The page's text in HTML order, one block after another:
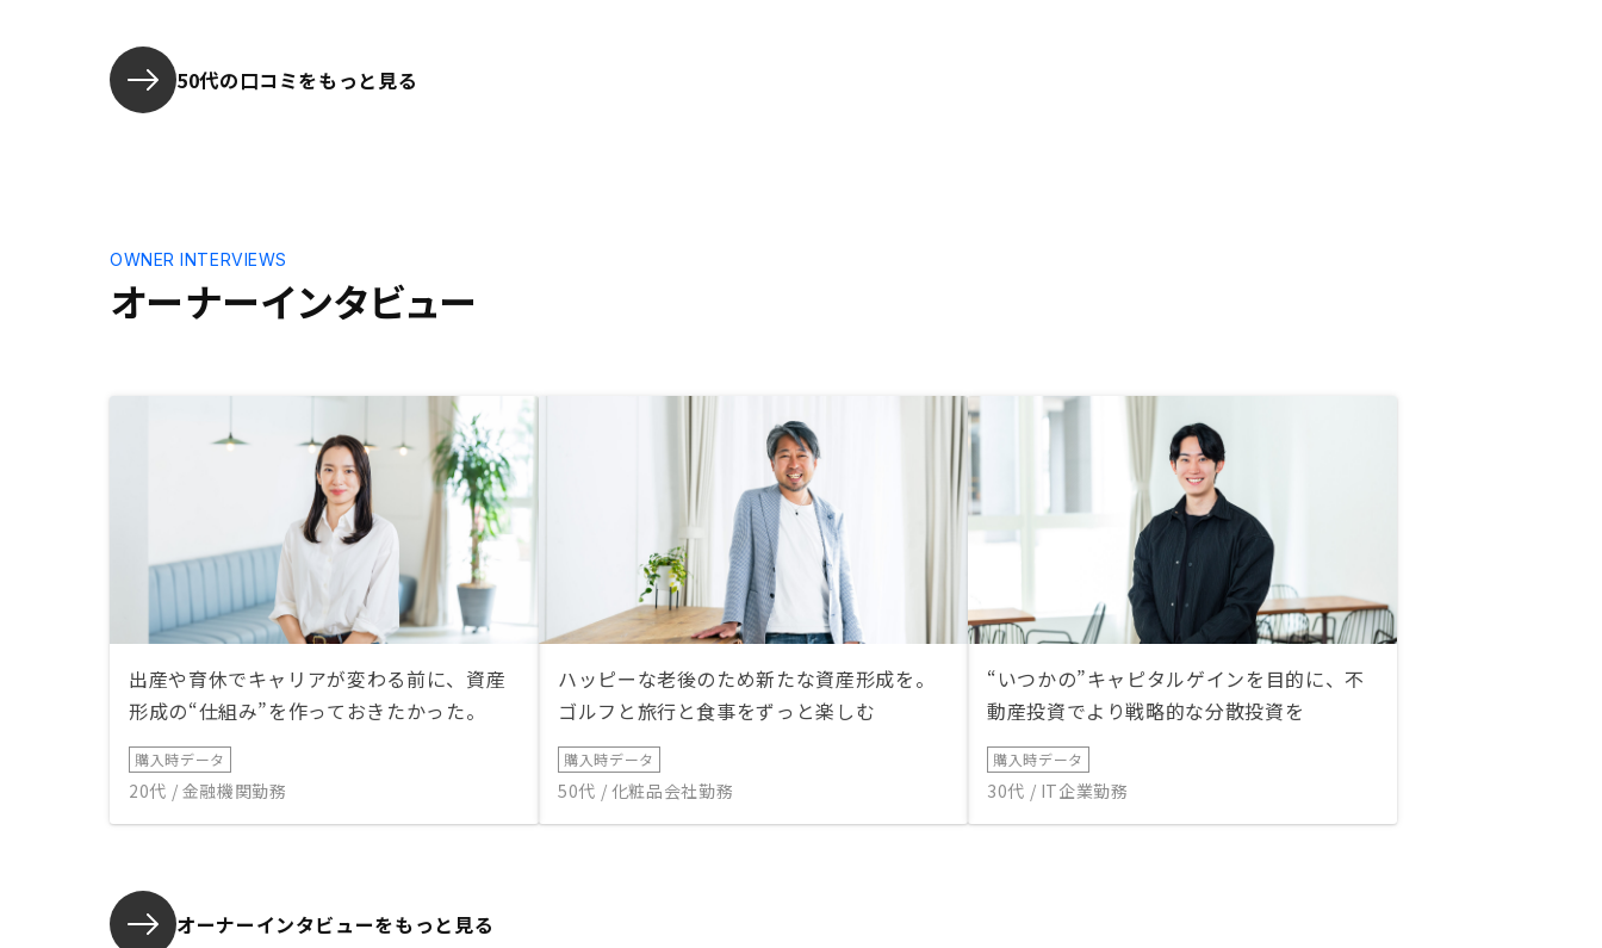
50代の口コミをもっと見る
オーナーインタビュー
OWNER INTERVIEWS
出産や育休でキャリアが変わる前に、資産
形成の“仕組み”を作っておきたかった。
購入時データ
20代 / 金融機関勤務
ハッピーな老後のため新たな資産形成を。
ゴルフと旅行と食事をずっと楽しむ
購入時データ
50代 / 化粧品会社勤務
“いつかの”キャピタルゲインを目的に、不
動産投資でより戦略的な分散投資を
購入時データ
30代 / IT企業勤務
オーナーインタビューをもっと見る